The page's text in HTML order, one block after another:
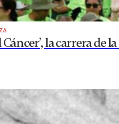
la carrera de